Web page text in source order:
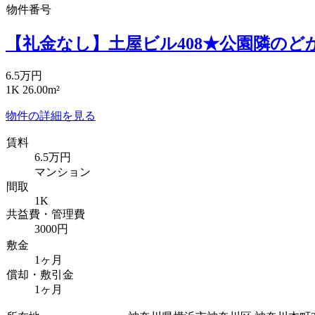
物件番号
【礼金なし】土屋ビル408★公園隣のど
6.5万円
1K 26.00m²
物件の詳細を見る
賃料
6.5万円
マンション
間取
1K
共益費・管理費
3000円
敷金
1ヶ月
償却・敷引金
1ヶ月